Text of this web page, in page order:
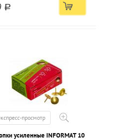
a
просмотр
усиленные INFORMAT 10